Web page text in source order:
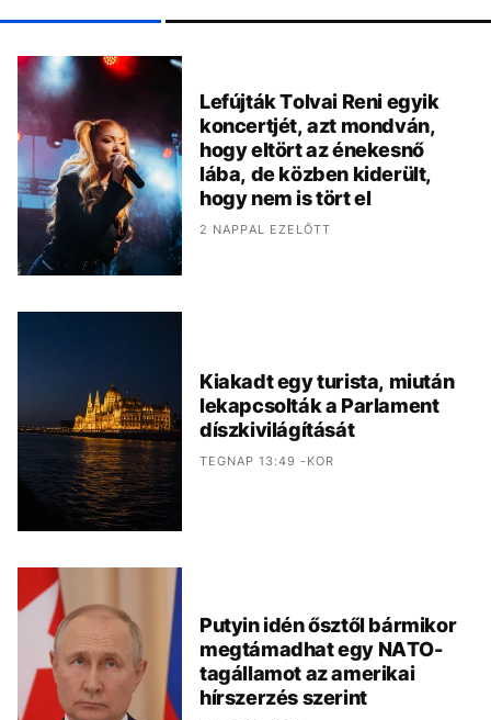
Lefújták Tolvai Reni egyik
koncertjét, azt mondván,
hogy eltört az énekesnő
lába, de közben kiderült,
hogy nem is tört el
2 NAPPAL EZELŐTT
Kiakadt egy turista, miután
lekapcsolták a Parlament
díszkivilágítását
TEGNAP 13:49 -KOR
Putyin idén ősztől bármikor
megtámadhat egy NATO-
tagállamot az amerikai
hírszerzés szerint